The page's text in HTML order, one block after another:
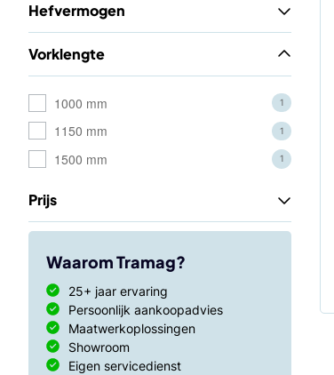
Hefvermogen
Vorklengte
1000 mm 1
1150 mm 1
1500 mm 1
Prijs
Waarom Tramag?
25+ jaar ervaring
Persoonlijk aankoopadvies
Maatwerkoplossingen
Showroom
Eigen servicedienst